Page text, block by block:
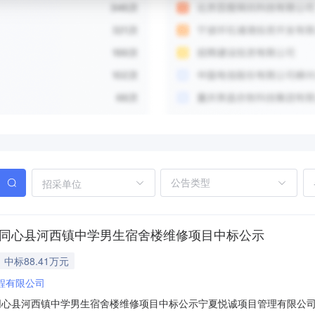
招采单位
心县河西镇中学男生宿舍楼维修项目中标公示
中标88.41万元
有限公司
县河西镇中学男生宿舍楼维修项目中标公示宁夏悦诚项目管理有限